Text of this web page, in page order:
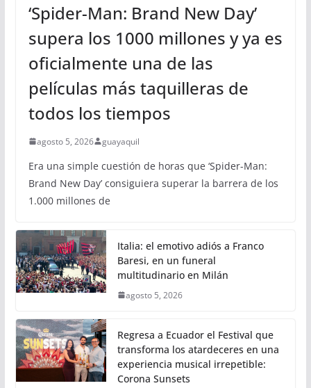
‘Spider-Man: Brand New Day’
supera los 1000 millones y ya es
oficialmente una de las
películas más taquilleras de
todos los tiempos
agosto 5, 2026 guayaquil
Era una simple cuestión de horas que ‘Spider-Man:
Brand New Day’ consiguiera superar la barrera de los
1.000 millones de
Italia: el emotivo adiós a Franco
Baresi, en un funeral
multitudinario en Milán
agosto 5, 2026
Regresa a Ecuador el Festival que
transforma los atardeceres en una
experiencia musical irrepetible:
Corona Sunsets